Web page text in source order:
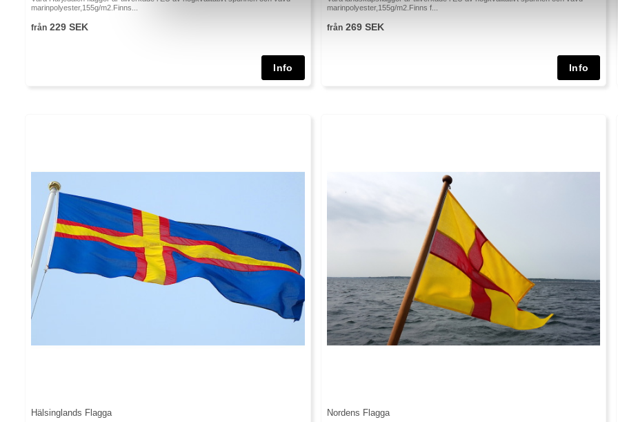
marinpolyester,155g/m2.Finns...
från 229 SEK
marinpolyester,155g/m2.Finns f...
från269 SEK
Hälsinglands Flagga Nordens Flagga